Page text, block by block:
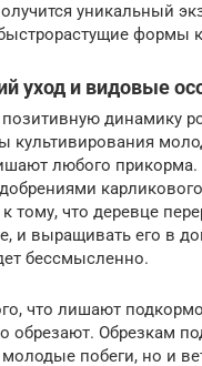
уникальный
формы
уход и видовые
динамику
культивирования
любого
тому, что деревце
и выращивать его в
бессмысленно.
что лишают
обрезают. Обрезкам
побеги, но и